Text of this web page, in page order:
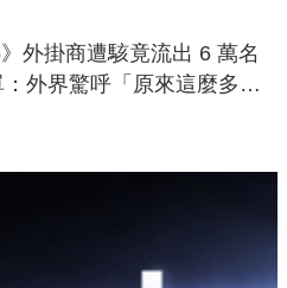
》外掛商遭駭竟流出 6 萬名
外界驚呼「原來這麼多人